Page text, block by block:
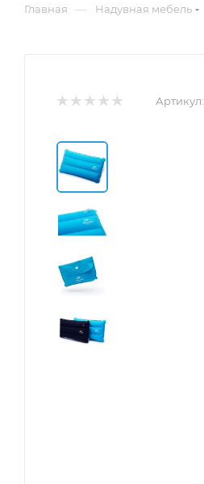
Главная — Надувная мебель
Артикул: